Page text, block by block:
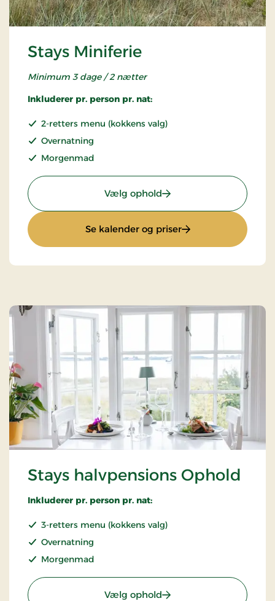
Stays Miniferie
Minimum 3 dage / 2 nætter
Inkluderer pr. person pr. nat:
2-retters menu (kokkens valg)
Overnatning
Morgenmad
Vælg ophold: Stays Miniferie
Se kalender og priser: Stays Miniferie
Stays halvpensions Ophold
Inkluderer pr. person pr. nat:
3-retters menu (kokkens valg)
Overnatning
Morgenmad
Vælg ophold: Stays halvpensions